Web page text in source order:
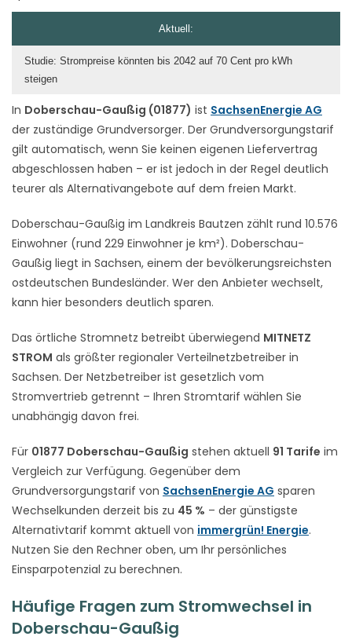
In Doberschau-Gaußig (01877) ist SachsenEnergie AG
der zuständige Grundversorger. Der Grundversorgungstarif
gilt automatisch, wenn Sie keinen eigenen Liefervertrag
abgeschlossen haben – er ist jedoch in der Regel deutlich
teurer als Alternativangebote auf dem freien Markt.
Doberschau-Gaußig im Landkreis Bautzen zählt rund 10.576
Einwohner (rund 229 Einwohner je km²). Doberschau-
Gaußig liegt in Sachsen, einem der bevölkerungsreichsten
ostdeutschen Bundesländer. Wer den Anbieter wechselt,
kann hier besonders deutlich sparen.
Das örtliche Stromnetz betreibt überwiegend MITNETZ
STROM als größter regionaler Verteilnetzbetreiber in
Sachsen. Der Netzbetreiber ist gesetzlich vom
Stromvertrieb getrennt – Ihren Stromtarif wählen Sie
unabhängig davon frei.
Für 01877 Doberschau-Gaußig stehen aktuell 91 Tarife im
Vergleich zur Verfügung. Gegenüber dem
Grundversorgungstarif von SachsenEnergie AG sparen
Wechselkunden derzeit bis zu 45 % – der günstigste
Alternativtarif kommt aktuell von immergrün! Energie.
Nutzen Sie den Rechner oben, um Ihr persönliches
Einsparpotenzial zu berechnen.
Häufige Fragen zum Stromwechsel in
Doberschau-Gaußig
Aktuell:
Studie: Strompreise könnten bis 2042 auf 70 Cent pro kWh
steigen